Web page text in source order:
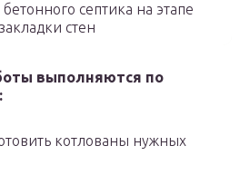
септика на этапе
закладки стен
выполняются по
котлованы нужных